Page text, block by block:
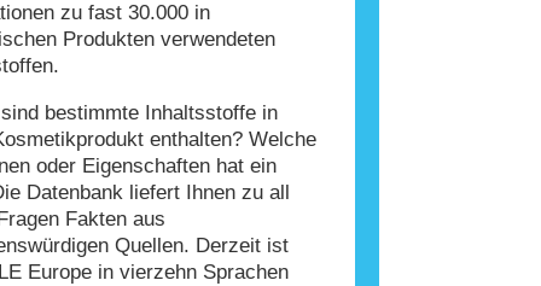
zu fast 30.000 in
Produkten verwendeten
bestimmte Inhaltsstoffe in
enthalten? Welche
oder Eigenschaften hat ein
Datenbank liefert Ihnen zu all
Fakten aus
Quellen. Derzeit ist
Europe in vierzehn Sprachen